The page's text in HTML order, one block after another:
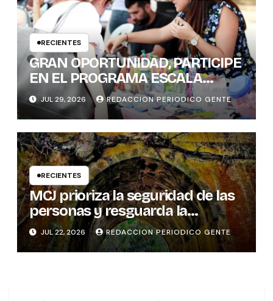
RECIENTES
GRAN OPORTUNIDAD, PARTICIPE
EN EL PROGRAMA ESCALA
PYME SOSTENIBLE
JUL 29, 2026 REDACCION PERIODICO GENTE
RECIENTES
MCJ prioriza la seguridad de las
personas y resguarda la
memoria histórica del puente
sobre el río Tures
JUL 22, 2026 REDACCION PERIODICO GENTE